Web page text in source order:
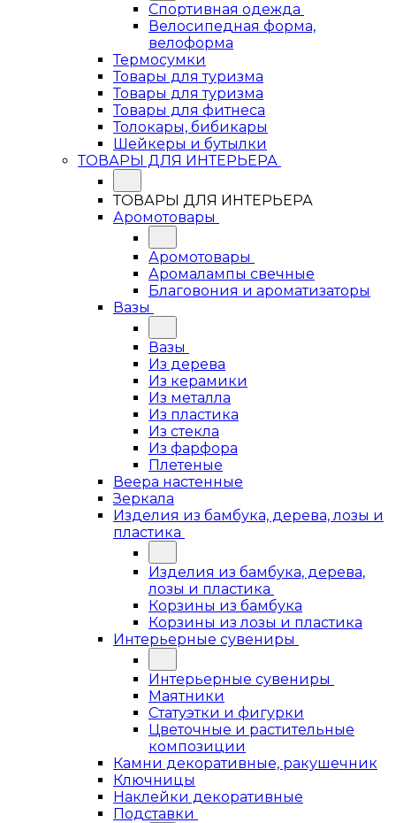
Спортивная одежда
Велосипедная форма,
велоформа
Термосумки
Товары для туризма
Товары для туризма
Товары для фитнеса
Толокары, бибикары
Шейкеры и бутылки
ТОВАРЫ ДЛЯ ИНТЕРЬЕРА
ТОВАРЫ ДЛЯ ИНТЕРЬЕРА
Аромотовары
Аромотовары
Аромалампы свечные
Благовония и ароматизаторы
Вазы
Вазы
Из дерева
Из керамики
Из металла
Из пластика
Из стекла
Из фарфора
Плетеные
Веера настенные
Зеркала
Изделия из бамбука, дерева, лозы и
пластика
Изделия из бамбука, дерева,
лозы и пластика
Корзины из бамбука
Корзины из лозы и пластика
Интерьерные сувениры
Интерьерные сувениры
Маятники
Статуэтки и фигурки
Цветочные и растительные
композиции
Камни декоративные, ракушечник
Ключницы
Наклейки декоративные
Подставки